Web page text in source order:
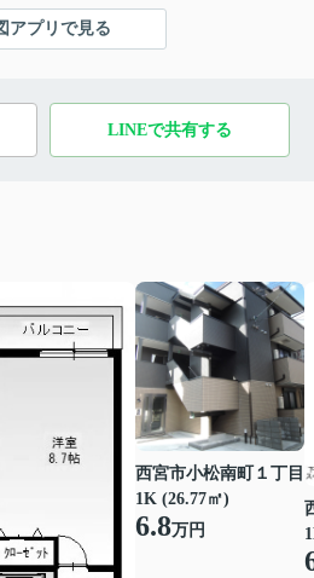
アプリで見る
LINEで共有する
西宮市小松南町１丁目
1K (26.77㎡)
6.8万円